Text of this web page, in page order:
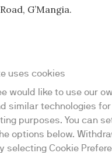
G’Mangia.